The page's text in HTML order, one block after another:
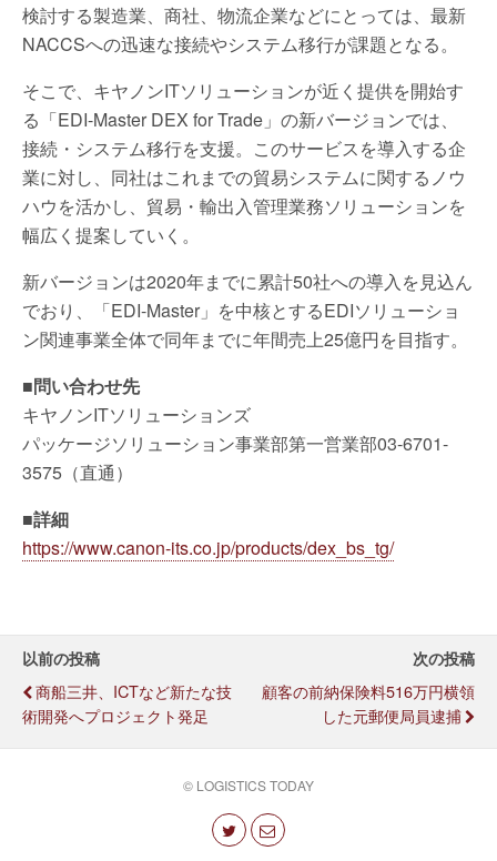
検討する製造業、商社、物流企業などにとっては、最新
NACCSへの迅速な接続やシステム移行が課題となる。
そこで、キヤノンITソリューションが近く提供を開始す
る「EDI-Master DEX for Trade」の新バージョンでは、
接続・システム移行を支援。このサービスを導入する企
業に対し、同社はこれまでの貿易システムに関するノウ
ハウを活かし、貿易・輸出入管理業務ソリューションを
幅広く提案していく。
新バージョンは2020年までに累計50社への導入を見込ん
でおり、「EDI-Master」を中核とするEDIソリューショ
ン関連事業全体で同年までに年間売上25億円を目指す。
■問い合わせ先
キヤノンITソリューションズ
パッケージソリューション事業部第一営業部03-6701-
3575（直通）
■詳細
https://www.canon-its.co.jp/products/dex_bs_tg/
以前の投稿
商船三井、ICTなど新たな技
術開発へプロジェクト発足
次の投稿
顧客の前納保険料516万円横領
した元郵便局員逮捕
© LOGISTICS TODAY